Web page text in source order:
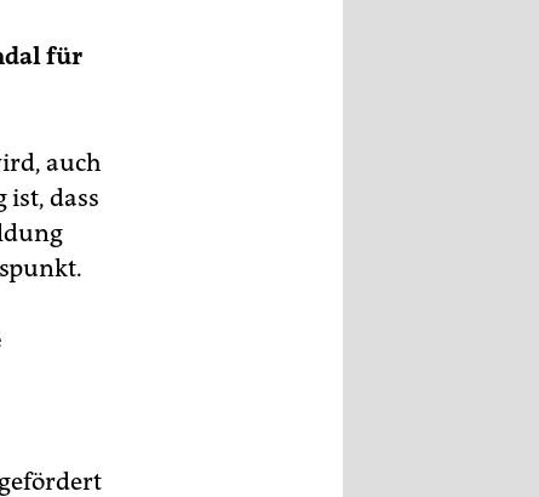
für
auch
dass